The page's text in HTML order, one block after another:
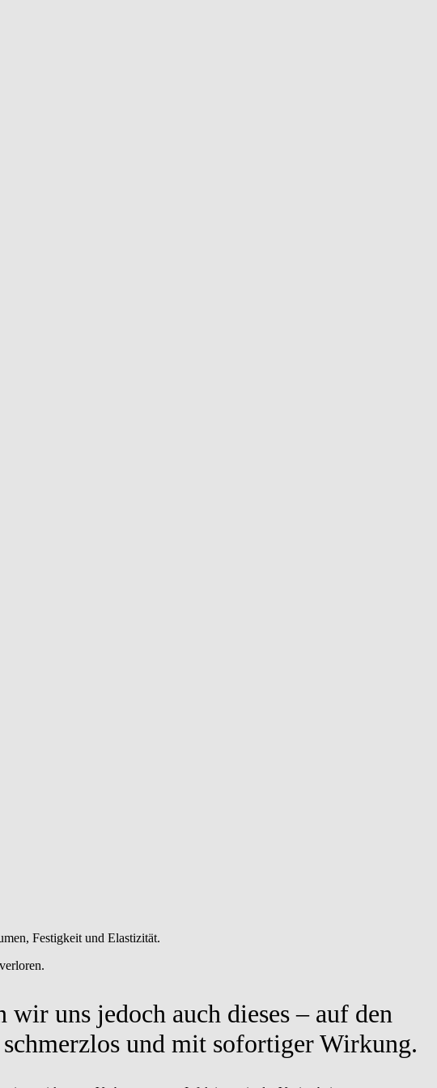
Festigkeit und Elastizität.
uns jedoch auch dieses – auf den
und mit sofortiger Wirkung.